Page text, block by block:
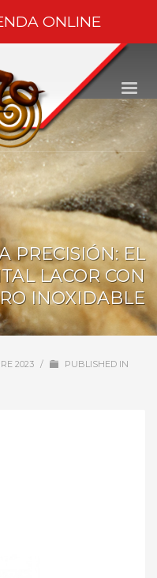
ONLINE
PRECISIÓN: EL
LACOR CON
INOXIDABLE
2023 /
PUBLISHED IN